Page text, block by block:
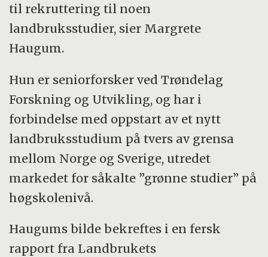
til rekruttering til noen
landbruksstudier, sier Margrete
Haugum.
Hun er seniorforsker ved Trøndelag
Forskning og Utvikling, og har i
forbindelse med oppstart av et nytt
landbruksstudium på tvers av grensa
mellom Norge og Sverige, utredet
markedet for såkalte ”grønne studier” på
høgskolenivå.
Haugums bilde bekreftes i en fersk
rapport fra Landbrukets